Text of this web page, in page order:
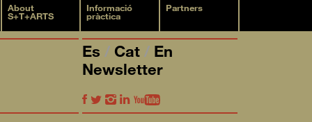
About
S+T+ARTS
Informació
pràctica
Partners
Es Cat
En
Newsletter